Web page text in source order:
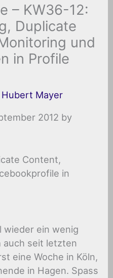
– KW36-12:
Duplicate
und
in Profile
Hubert Mayer
2012 by
Content,
in
wieder ein wenig
auch seit letzten
eine Woche in Köln,
in Hagen. Spass